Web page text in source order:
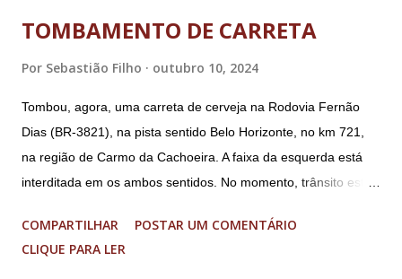
TOMBAMENTO DE CARRETA
Por Sebastião Filho outubro 10, 2024
Tombou, agora, uma carreta de cerveja na Rodovia Fernão
Dias (BR-3821), na pista sentido Belo Horizonte, no km 721,
na região de Carmo da Cachoeira. A faixa da esquerda está
interditada em os ambos sentidos. No momento, trânsito está
Imagens @transitofernaodias *Por Sebastião Filho
COMPARTILHAR
POSTAR UM COMENTÁRIO
CLIQUE PARA LER